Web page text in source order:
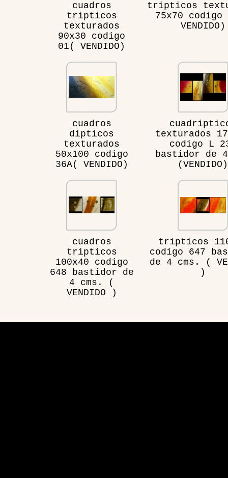
cuadros
tripticos
texturados
90x30 codigo
01( VENDIDO)
tripticos
75x70
VENDIDO)
cuadros
dipticos
texturados
50x100 codigo
36A( VENDIDO)
texturados
codigo L
bastidor de
(VENDIDO)
cuadros
tripticos
100x40 codigo
648 bastidor de
4 cms. (
VENDIDO )
tripticos
codigo 647
de 4 cms. (
)